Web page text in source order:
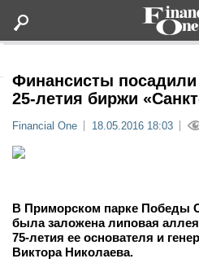
Статьи
Lifestyle
Мероприятия
Финансисты посадили
25-летия биржи
Financial One 18.05.2016 18:03
В Приморском парке Победы
была заложена липовая
75-летия ее основателя и
Виктора Николаева.